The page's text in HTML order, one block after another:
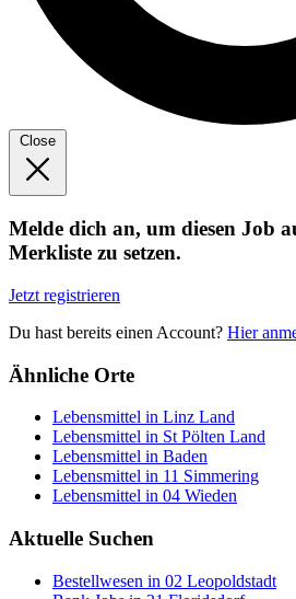
Close
Melde dich an, um diesen Job
Merkliste zu setzen.
Jetzt registrieren
Du hast bereits einen Account? Hier
Ähnliche Orte
Lebensmittel in Linz Land
Lebensmittel in St Pölten Land
Lebensmittel in Baden
Lebensmittel in 11 Simmering
Lebensmittel in 04 Wieden
Aktuelle Suchen
Bestellwesen in 02 Leopoldstadt